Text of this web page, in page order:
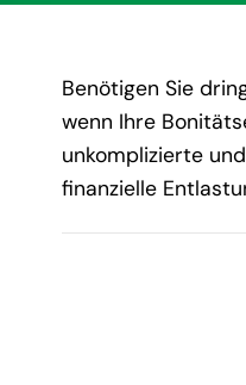
Benötigen Sie
wenn Ihre
unkomplizierte
finanzielle